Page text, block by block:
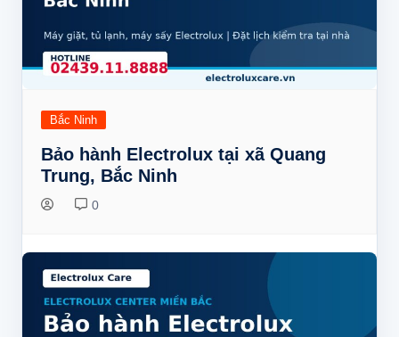
Bắc Ninh
Bảo hành Electrolux tại xã Quang
Trung, Bắc Ninh
0